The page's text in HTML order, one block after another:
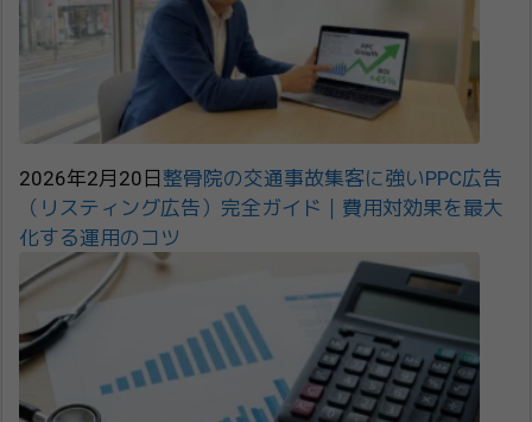
2026年2月20日 整骨院の交通事故集客に強いPPC広告
（リスティング広告）完全ガイド｜費用対効果を最大
化する運用のコツ